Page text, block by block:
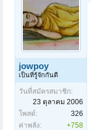
jowpoy
เป็นที่รู้จักกันดี
วันที่สมัครสมาชิก:
23 ตุลาคม 2006
โพสต์:
326
ค่าพลัง:
+758